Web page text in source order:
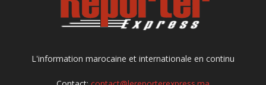
L'information marocaine et internationale en continu